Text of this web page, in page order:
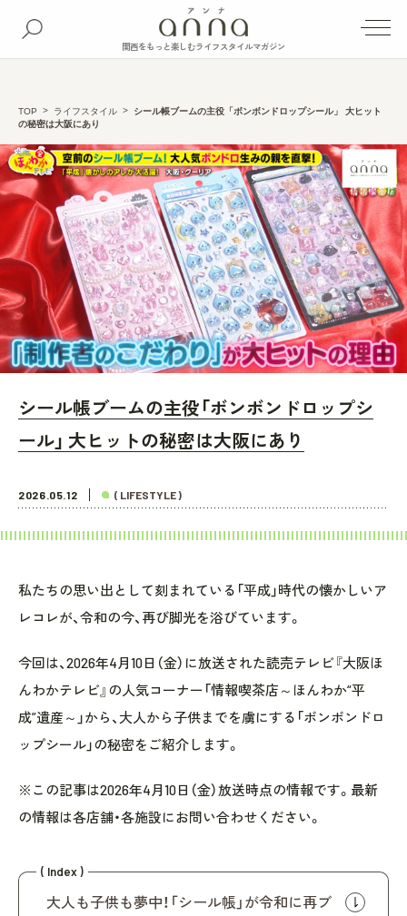
関西をもっと楽しむライフスタイルマガジン
TOP ライフスタイル
シール帳ブームの主役「ボンボンドロップシール」 大ヒット
の秘密は大阪にあり
シール帳ブームの主役「ボンボンドロップシ
ール」 大ヒットの秘密は大阪にあり
2026.05.12 ( LIFESTYLE )
私たちの思い出として刻まれている「平成」時代の懐かしいア
レコレが、令和の今、再び脚光を浴びています。
今回は、2026年4月10日（金）に放送された読売テレビ『大阪ほ
んわかテレビ』の人気コーナー「情報喫茶店～ほんわか“平
成”遺産～」から、大人から子供までを虜にする「ボンボンドロ
ップシール」の秘密をご紹介します。
※この記事は2026年4月10日（金）放送時点の情報です。最新
の情報は各店舗・各施設にお問い合わせください。
( Index )
大人も子供も夢中！「シール帳」が令和に再ブ